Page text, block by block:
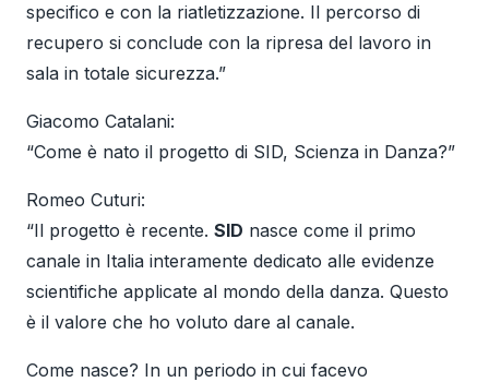
specifico e con la riatletizzazione. Il percorso di
recupero si conclude con la ripresa del lavoro in
sala in totale sicurezza.”
Giacomo Catalani:
“Come è nato il progetto di SID, Scienza in Danza?”
Romeo Cuturi:
“Il progetto è recente. SID nasce come il primo
canale in Italia interamente dedicato alle evidenze
scientifiche applicate al mondo della danza. Questo
è il valore che ho voluto dare al canale.
Come nasce? In un periodo in cui facevo